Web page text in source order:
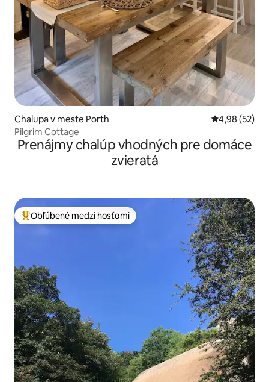
Chalupa v meste Porth Priemerné
4,98 (52)
Pilgrim Cottage
Prenájmy chalúp vhodných pre domáce
zvieratá
Najobľúbenejšie medzi hosťami
Obľúbené medzi hosťami